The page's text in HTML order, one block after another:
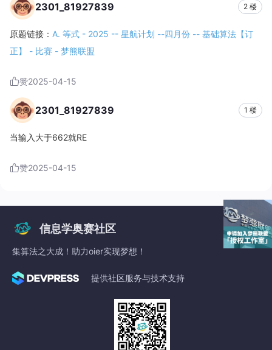
2301_81927839 2 楼
原题链接： A. 等式 - 2025 -- 星航计划 --四月份 -- 基础算法【订
正】 - 比赛 - 梦熊联盟
赞2025-04-15
2301_81927839 1 楼
当输入大于662就RE
赞2025-04-15
信息学奥赛社区
集算法之大成！助力oier实现梦想！
提供社区服务与技术支持